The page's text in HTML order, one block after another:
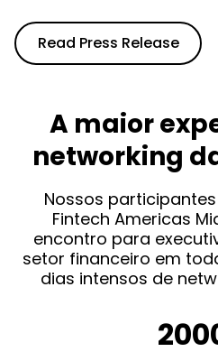
Read Press Release
A maior
networking
Nossos
Fintech Americas
encontro para
setor financeiro em
dias intensos de